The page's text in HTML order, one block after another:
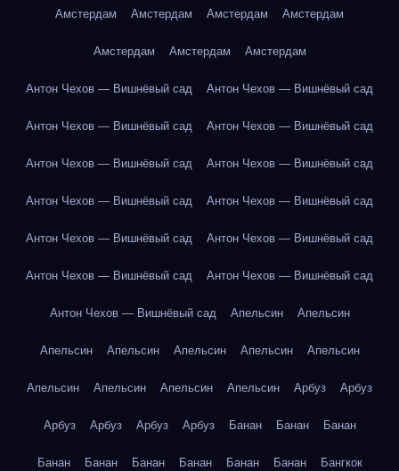
Амстердам Амстердам Амстердам Амстердам
Амстердам Амстердам Амстердам
Антон Чехов — Вишнёвый сад Антон Чехов — Вишнёвый сад
Антон Чехов — Вишнёвый сад Антон Чехов — Вишнёвый сад
Антон Чехов — Вишнёвый сад Антон Чехов — Вишнёвый сад
Антон Чехов — Вишнёвый сад Антон Чехов — Вишнёвый сад
Антон Чехов — Вишнёвый сад Антон Чехов — Вишнёвый сад
Антон Чехов — Вишнёвый сад Антон Чехов — Вишнёвый сад
Антон Чехов — Вишнёвый сад Апельсин Апельсин
Апельсин Апельсин Апельсин Апельсин Апельсин
Апельсин Апельсин Апельсин Апельсин Арбуз Арбуз
Арбуз Арбуз Арбуз Арбуз Банан Банан Банан
Банан Банан Банан Банан Банан Банан Бангкок